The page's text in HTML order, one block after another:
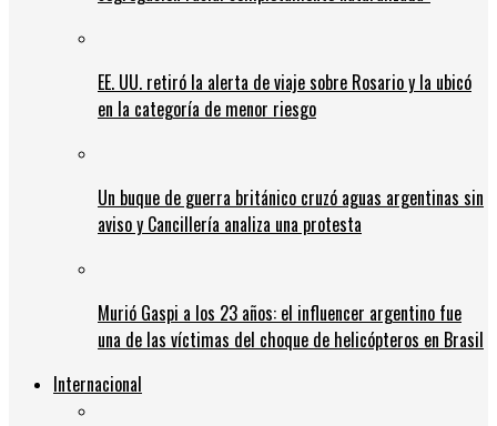
EE. UU. retiró la alerta de viaje sobre Rosario y la ubicó
en la categoría de menor riesgo
Un buque de guerra británico cruzó aguas argentinas sin
aviso y Cancillería analiza una protesta
Murió Gaspi a los 23 años: el influencer argentino fue
una de las víctimas del choque de helicópteros en Brasil
Internacional